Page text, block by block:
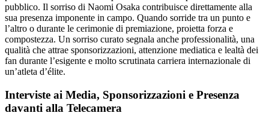
pubblico. Il sorriso di Naomi Osaka contribuisce direttamente alla
sua presenza imponente in campo. Quando sorride tra un punto e
l’altro o durante le cerimonie di premiazione, proietta forza e
compostezza. Un sorriso curato segnala anche professionalità, una
qualità che attrae sponsorizzazioni, attenzione mediatica e lealtà dei
fan durante l’esigente e molto scrutinata carriera internazionale di
un’atleta d’élite.
Interviste ai Media, Sponsorizzazioni e Presenza
davanti alla Telecamera